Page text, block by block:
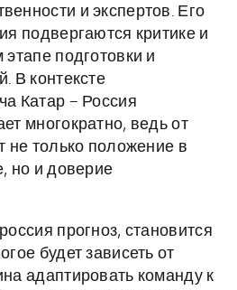
и экспертов. Его
подвергаются критике и
подготовки и
В контексте
Катар – Россия
многократно, ведь от
не только положение в
но и доверие
прогноз, становится
будет зависеть от
адаптировать команду к